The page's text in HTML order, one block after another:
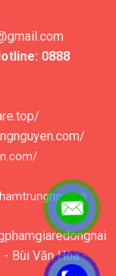
0888
Bùi Văn Hòa -